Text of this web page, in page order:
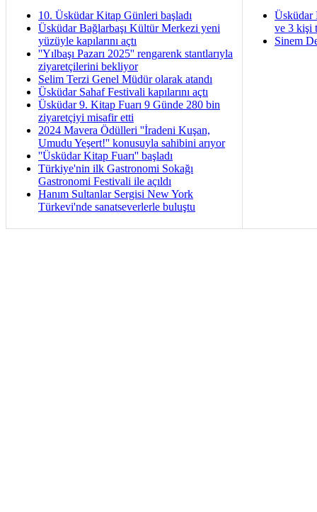
10. Üsküdar Kitap Günleri başladı
Üsküdar Bağlarbaşı Kültür Merkezi yeni
yüzüyle kapılarını açtı
''Yılbaşı Pazarı 2025'' rengarenk stantlarıyla
ziyaretçilerini bekliyor
Selim Terzi Genel Müdür olarak atandı
Üsküdar Sahaf Festivali kapılarını açtı
Üsküdar 9. Kitap Fuarı 9 Günde 280 bin
ziyaretçiyi misafir etti
2024 Mavera Ödülleri ''İradeni Kuşan,
Umudu Yeşert!'' konusuyla sahibini arıyor
''Üsküdar Kitap Fuarı'' başladı
Türkiye'nin ilk Gastronomi Sokağı
Gastronomi Festivali ile açıldı
Hanım Sultanlar Sergisi New York
Türkevi'nde sanatseverlerle buluştu
Üsküdar
ve 3 kişi
Sinem